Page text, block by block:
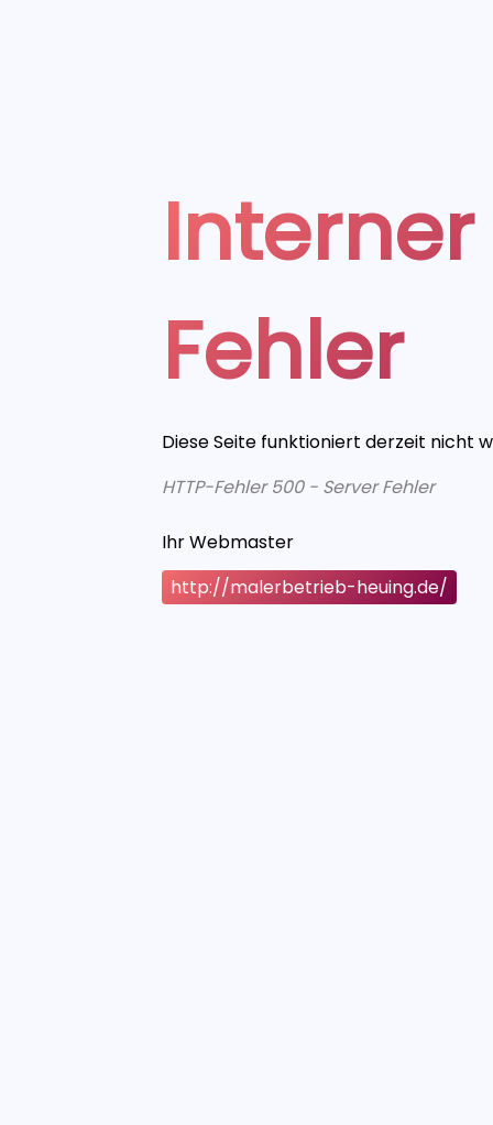
Fehler
Diese Seite funktioniert derzeit nicht
HTTP-Fehler 500 - Server Fehler
Ihr Webmaster
http://malerbetrieb-heuing.de/